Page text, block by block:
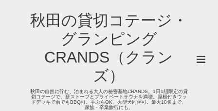
秋田の貸切コテージ・
グランピング
CRANDS（クラン
ズ）
秋田の自然に佇む、泊まれる大人の秘密基地CRANDS。1日1組限定の貸
切コテージで、薪ストーブとプライベートサウナを満喫。屋根付きウッ
ドデッキで雨でもBBQ可。手ぶらOK、大型犬同伴可。最大10名まで、
家族・卒業旅行にも。